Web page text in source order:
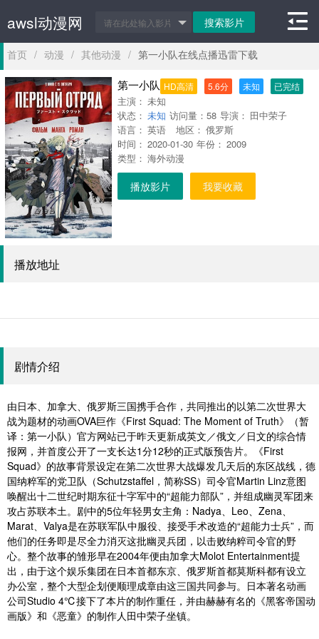
awsl动漫网
首页 / 动漫 / 其他动漫 / 第一小队在线点播迅雷下载
第一小队 HD高清 5.6分 未知 已完结
主演： 未知
状态： 未知 访问量：58 导演： 田中荣子
语言： 英语 地区： 俄罗斯
时间： 2020-01-30 年份： 2009
类型： 海外动漫
播放影片 我要收藏
播放地址
剧情介绍
由日本、加拿大、俄罗斯三国携手合作，共同推出的以第二次世界大
战为题材的动画OVA巨作《First Squad: The Moment of Truth》（暂
译：第一小队）官方网站已于昨天更新成英文／俄文／日文的综合情
报网，并首度公开了一支长达1分12秒的正式版预告片。《First
Squad》的故事背景设定在第二次世界大战爆发几天后的东区战线，德
国纳粹军的党卫队（Schutzstaffel，简称SS）司令官Martin Linz意图
唤醒出十二世纪时期东征十字军中的“超能力部队”，并组成幽灵军团来
攻占苏联本土。剧中的5位年轻男女主角：Nadya、Leo、Zena、
Marat、Valya是在苏联军队中服役、接受手术改造的“超能力士兵”，而
他们的任务即是尽全力消灭这批幽灵兵团，以击败纳粹司令官的野
心。整个故事的雏形早在2004年便由加拿大Molot Entertainment提
出，由于这个娱乐集团在日本首都东京、俄罗斯首都莫斯科都有设立
办公室，整个大型企划便顺理成章由这三国共同参与。日本著名动画
公司Studio 4℃接下了本片的制作重任，并由赫赫有名的《黑客帝国动
画版》和《恶童》的制作人田中荣子坐镇。